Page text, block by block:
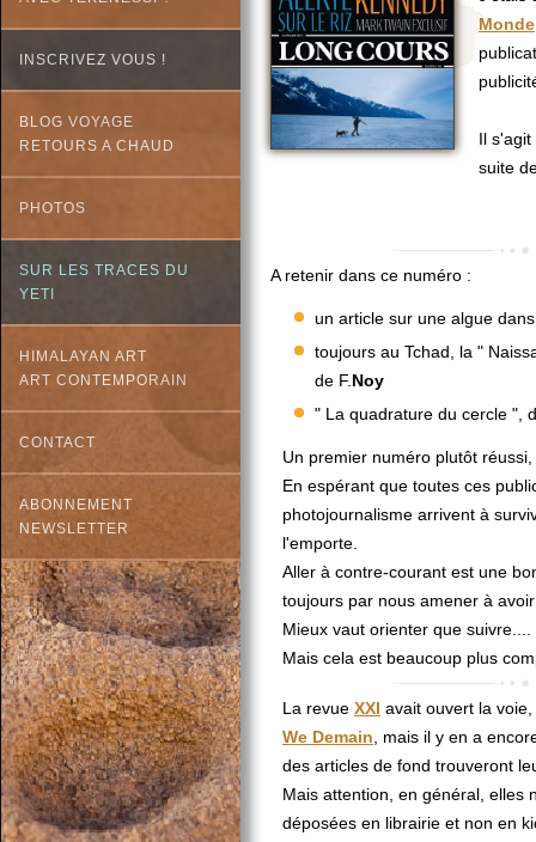
INSCRIVEZ VOUS !
BLOG VOYAGE
RETOURS A CHAUD
PHOTOS
SUR LES TRACES DU
YETI
HIMALAYAN ART
ART CONTEMPORAIN
CONTACT
ABONNEMENT
NEWSLETTER
Monde
Il
suite
A retenir dans ce numéro :
un article sur une algue
toujours au Tchad, la "
de F. Noy
" La quadrature du cercle ",
Un premier numéro plutôt
En espérant que toutes ces
photojournalisme arrivent à
l'emporte.
Aller à contre-courant est une
toujours par nous amener à
Mieux vaut orienter que suivre....
Mais cela est beaucoup plus
La revue XXI avait ouvert la
We Demain , mais il y en a
des articles de fond trouveront
Mais attention, en général, elles
déposées en librairie et non en